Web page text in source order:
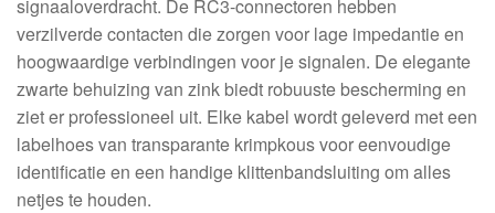
signaaloverdracht. De RC3-connectoren hebben
verzilverde contacten die zorgen voor lage impedantie en
hoogwaardige verbindingen voor je signalen. De elegante
zwarte behuizing van zink biedt robuuste bescherming en
ziet er professioneel uit. Elke kabel wordt geleverd met een
labelhoes van transparante krimpkous voor eenvoudige
identificatie en een handige klittenbandsluiting om alles
netjes te houden.